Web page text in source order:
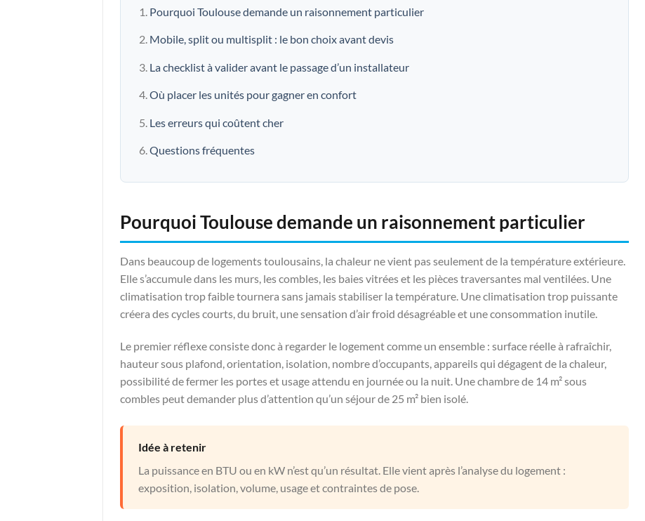
Pourquoi Toulouse demande un raisonnement particulier
Mobile, split ou multisplit : le bon choix avant devis
La checklist à valider avant le passage d’un installateur
Où placer les unités pour gagner en confort
Les erreurs qui coûtent cher
Questions fréquentes
Pourquoi Toulouse demande un raisonnement particulier
Dans beaucoup de logements toulousains, la chaleur ne vient pas seulement de la température extérieure.
Elle s’accumule dans les murs, les combles, les baies vitrées et les pièces traversantes mal ventilées. Une
climatisation trop faible tournera sans jamais stabiliser la température. Une climatisation trop puissante
créera des cycles courts, du bruit, une sensation d’air froid désagréable et une consommation inutile.
Le premier réflexe consiste donc à regarder le logement comme un ensemble : surface réelle à rafraîchir,
hauteur sous plafond, orientation, isolation, nombre d’occupants, appareils qui dégagent de la chaleur,
possibilité de fermer les portes et usage attendu en journée ou la nuit. Une chambre de 14 m² sous
combles peut demander plus d’attention qu’un séjour de 25 m² bien isolé.
Idée à retenir
La puissance en BTU ou en kW n’est qu’un résultat. Elle vient après l’analyse du logement :
exposition, isolation, volume, usage et contraintes de pose.